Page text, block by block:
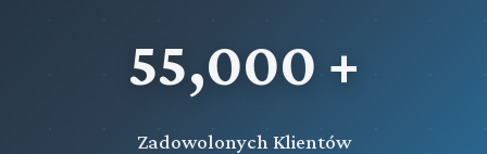
55,000 +
Zadowolonych Klientów